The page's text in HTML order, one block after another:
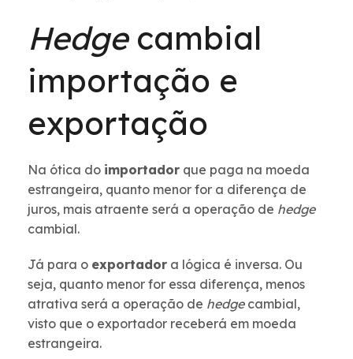
Hedge cambial
importação e
exportação
Na ótica do importador que paga na moeda
estrangeira, quanto menor for a diferença de
juros, mais atraente será a operação de hedge
cambial.
Já para o exportador a lógica é inversa. Ou
seja, quanto menor for essa diferença, menos
atrativa será a operação de hedge cambial,
visto que o exportador receberá em moeda
estrangeira.